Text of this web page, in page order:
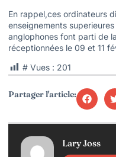
En rappel,ces ordinateurs
enseignements
anglophones font parti de
réceptionnées le 09 et 11
# Vues : 201
Partager l'article:
Lary Joss